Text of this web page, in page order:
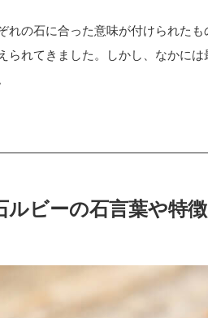
れの石に合った意味が付けられた
られてきました。しかし、なかに
ルビーの石言葉や特徴